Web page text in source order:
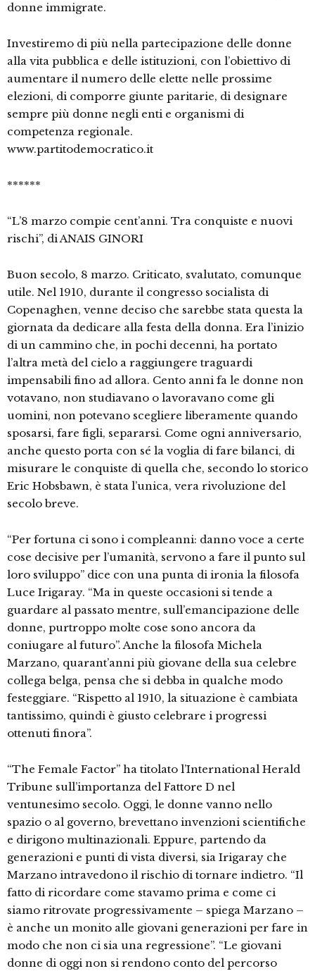
donne immigrate.
Investiremo di più nella partecipazione delle donne
alla vita pubblica e delle istituzioni, con l’obiettivo di
aumentare il numero delle elette nelle prossime
elezioni, di comporre giunte paritarie, di designare
sempre più donne negli enti e organismi di
competenza regionale.
www.partitodemocratico.it
******
“L’8 marzo compie cent’anni. Tra conquiste e nuovi
rischi”, di ANAIS GINORI
Buon secolo, 8 marzo. Criticato, svalutato, comunque
utile. Nel 1910, durante il congresso socialista di
Copenaghen, venne deciso che sarebbe stata questa la
giornata da dedicare alla festa della donna. Era l’inizio
di un cammino che, in pochi decenni, ha portato
l’altra metà del cielo a raggiungere traguardi
impensabili fino ad allora. Cento anni fa le donne non
votavano, non studiavano o lavoravano come gli
uomini, non potevano scegliere liberamente quando
sposarsi, fare figli, separarsi. Come ogni anniversario,
anche questo porta con sé la voglia di fare bilanci, di
misurare le conquiste di quella che, secondo lo storico
Eric Hobsbawn, è stata l’unica, vera rivoluzione del
secolo breve.
“Per fortuna ci sono i compleanni: danno voce a certe
cose decisive per l’umanità, servono a fare il punto sul
loro sviluppo” dice con una punta di ironia la filosofa
Luce Irigaray. “Ma in queste occasioni si tende a
guardare al passato mentre, sull’emancipazione delle
donne, purtroppo molte cose sono ancora da
coniugare al futuro”. Anche la filosofa Michela
Marzano, quarant’anni più giovane della sua celebre
collega belga, pensa che si debba in qualche modo
festeggiare. “Rispetto al 1910, la situazione è cambiata
tantissimo, quindi è giusto celebrare i progressi
ottenuti finora”.
“The Female Factor” ha titolato l’International Herald
Tribune sull’importanza del Fattore D nel
ventunesimo secolo. Oggi, le donne vanno nello
spazio o al governo, brevettano invenzioni scientifiche
e dirigono multinazionali. Eppure, partendo da
generazioni e punti di vista diversi, sia Irigaray che
Marzano intravedono il rischio di tornare indietro. “Il
fatto di ricordare come stavamo prima e come ci
siamo ritrovate progressivamente – spiega Marzano –
è anche un monito alle giovani generazioni per fare in
modo che non ci sia una regressione”. “Le giovani
donne di oggi non si rendono conto del percorso